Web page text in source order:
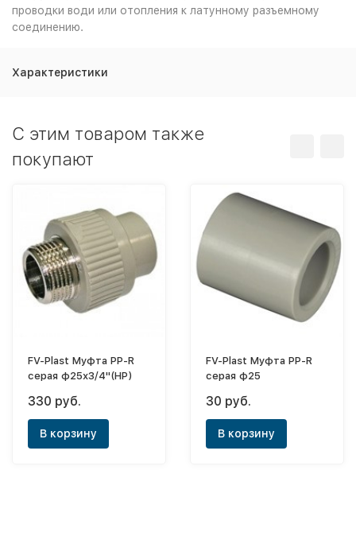
проводки води или отопления к латунному разъемному
соединению.
Характеристики
C этим товаром также
покупают
FV-Plast Муфта PP-R
серая ф25х3/4"(НР)
330 руб.
В корзину
FV-Plast Муфта PP-R
серая ф25
30 руб.
В корзину